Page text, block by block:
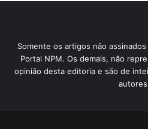
Somente os artigos não
Portal NPM. Os demais, não
opinião desta editoria e são de